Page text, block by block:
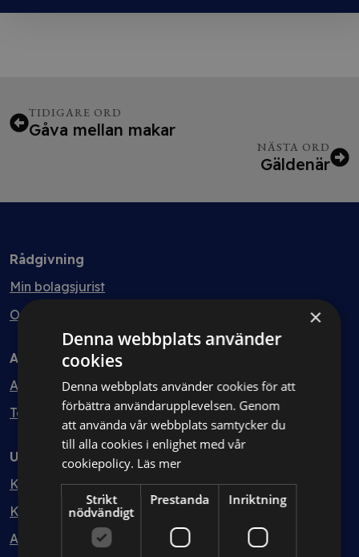
TIDIGARE ORD
Gåva mellan makar
NÄSTA ORD
Gäldenär
Rådgivning
Min bolagsjurist
Ombud
Avtal
Avtalshantering
Testa kostnadsfritt
Utbildning
Kurser
Kurspaket
Abonnemang
×
Denna webbplats använder
cookies
Denna webbplats använder cookies för att
förbättra användarupplevelsen. Genom
att använda vår webbplats samtycker du
till alla cookies i enlighet med vår
cookiepolicy. Läs mer
Strikt
nödvändigt
Prestanda Inriktning